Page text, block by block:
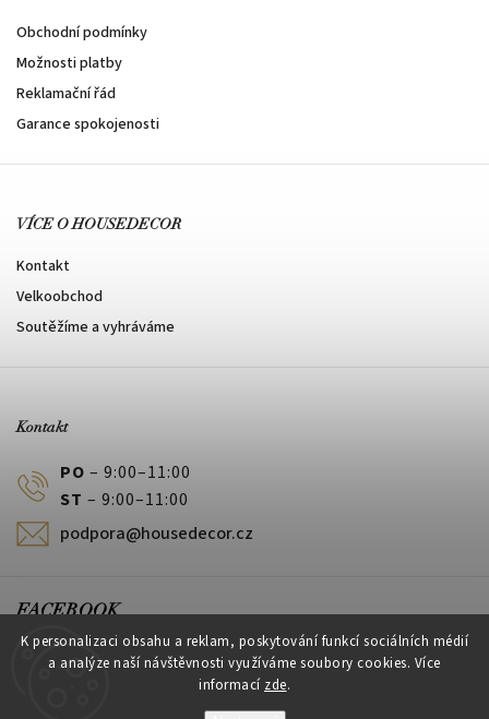
K personalizaci obsahu a reklam, poskytování funkcí sociálních médií
a analýze naší návštěvnosti využíváme soubory cookies. Více
informací zde.
Obchodní podmínky
Možnosti platby
Reklamační řád
Garance spokojenosti
VÍCE O HOUSEDECOR
Kontakt
Velkoobchod
Soutěžíme a vyhráváme
Kontakt
PO – 9:00–11:00
ST – 9:00–11:00
podpora@housedecor.cz
FACEBOOK